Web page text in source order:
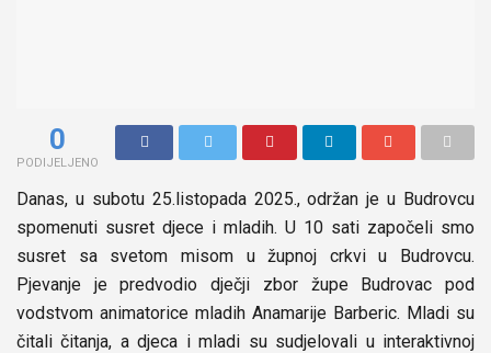
0
PODIJELJENO
Danas, u subotu 25.listopada 2025., održan je u Budrovcu
spomenuti susret djece i mladih. U 10 sati započeli smo
susret sa svetom misom u župnoj crkvi u Budrovcu.
Pjevanje je predvodio dječji zbor župe Budrovac pod
vodstvom animatorice mladih Anamarije Barberic. Mladi su
čitali čitanja, a djeca i mladi su sudjelovali u interaktivnoj